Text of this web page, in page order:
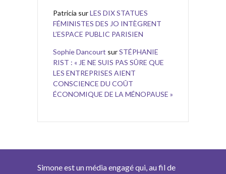
Patricia surLES DIX STATUES
FÉMINISTES DES JO INTÈGRENT
L’ESPACE PUBLIC PARISIEN
Sophie Dancourt surSTÉPHANIE
RIST : « JE NE SUIS PAS SÛRE QUE
LES ENTREPRISES AIENT
CONSCIENCE DU COÛT
ÉCONOMIQUE DE LA MÉNOPAUSE »
Simone est un média engagé qui, au fil de